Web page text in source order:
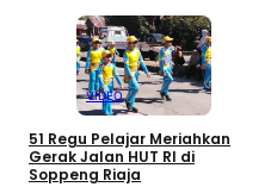
VIDEO
51 Regu Pelajar Meriahkan
Gerak Jalan HUT RI di
Soppeng Riaja